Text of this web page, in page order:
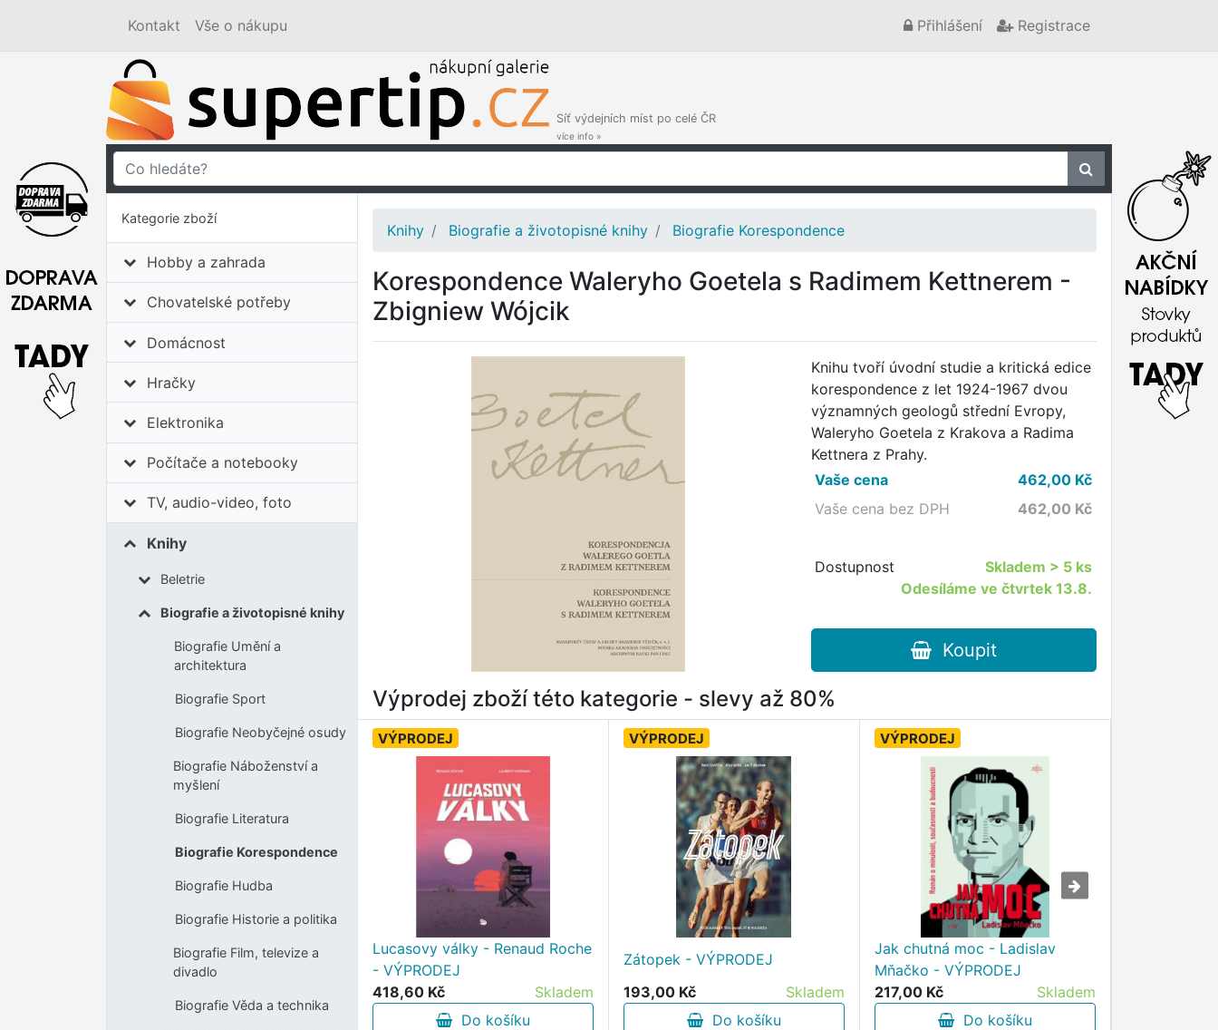
Kontakt Vše o nákupu Přihlášení Registrace
Síť výdejních míst po celé ČR
více info »
Kategorie zboží
Hobby a zahrada
Chovatelské potřeby
Domácnost
Hračky
Elektronika
Počítače a notebooky
TV, audio-video, foto
Knihy
Beletrie
Biografie a životopisné knihy
Biografie Umění a
architektura
Biografie Sport
Biografie Neobyčejné osudy
Biografie Náboženství a
myšlení
Biografie Literatura
Biografie Korespondence
Biografie Hudba
Biografie Historie a politika
Biografie Film, televize a
divadlo
Biografie Věda a technika
Knihy Biografie a životopisné knihy Biografie Korespondence
Korespondence Waleryho Goetela s Radimem Kettnerem -
Zbigniew Wójcik
Knihu tvoří úvodní studie a kritická edice
korespondence z let 1924-1967 dvou
významných geologů střední Evropy,
Waleryho Goetela z Krakova a Radima
Kettnera z Prahy.
Vaše cena
462,00Kč
Vaše cena bez DPH
462,00 Kč
Dostupnost Skladem > 5 ks
Odesíláme ve čtvrtek 13.8.
Koupit
Výprodej zboží této kategorie - slevy až 80%
VÝPRODEJ
Lucasovy války - Renaud Roche
- VÝPRODEJ
418,60 Kč
Skladem
Do košíku
VÝPRODEJ
Zátopek - VÝPRODEJ
193,00 Kč
Skladem
Do košíku
VÝPRODEJ
Jak chutná moc - Ladislav
Mňačko - VÝPRODEJ
217,00 Kč
Skladem
Do košíku